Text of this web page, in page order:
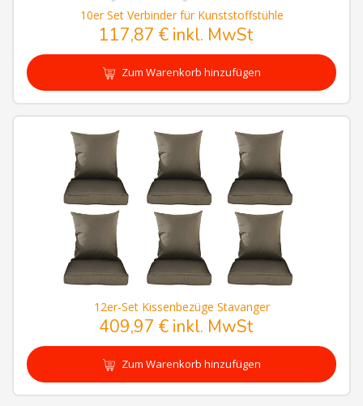
10er Set Verbinder für Kunststoffstühle
117,87 € inkl. MwSt
Zum Warenkorb hinzufügen
12er-Set Kissenbezüge Stavanger
409,97 € inkl. MwSt
Zum Warenkorb hinzufügen